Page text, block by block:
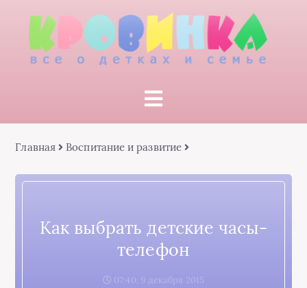
Главная Воспитание и развитие
Как выбрать детские часы-
телефон
07:40, 9 декабря 2015